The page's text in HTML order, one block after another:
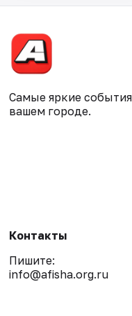
Самые яркие
вашем городе.
Контакты
Пишите:
info@afisha.org.ru